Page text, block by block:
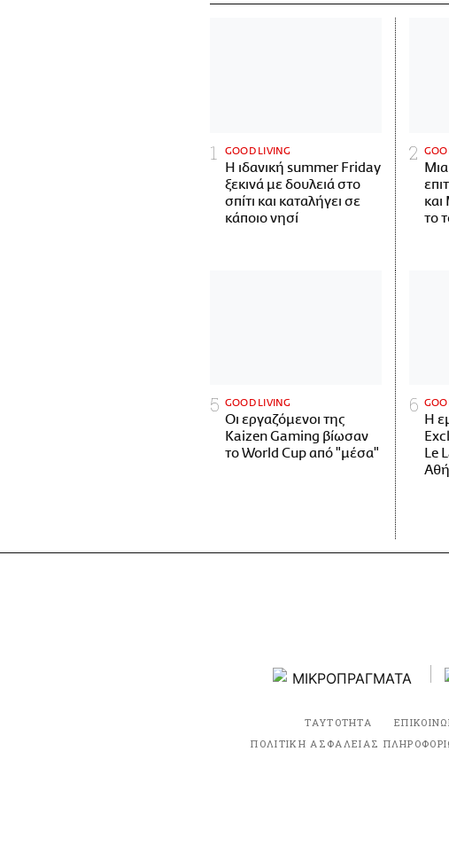
GOOD LIVING
Η ιδανική summer Friday
ξεκινά με δουλειά στο
σπίτι και καταλήγει σε
κάποιο νησί
το
GOOD LIVING
Οι εργαζόμενοι της
Kaizen Gaming βίωσαν
το World Cup από "μέσα"
Η
Le
ΤΑΥΤΟΤΗΤΑ
ΠΟΛΙΤΙΚΗ ΑΣΦΑΛΕΙΑΣ